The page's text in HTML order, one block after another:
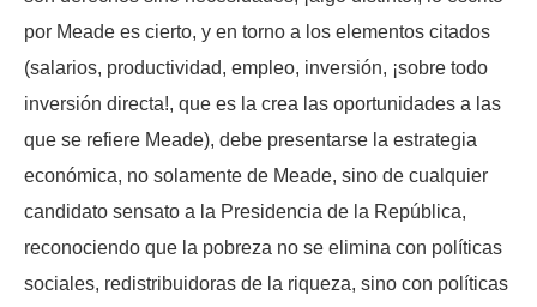
por Meade es cierto, y en torno a los elementos citados
(salarios, productividad, empleo, inversión, ¡sobre todo
inversión directa!, que es la crea las oportunidades a las
que se refiere Meade), debe presentarse la estrategia
económica, no solamente de Meade, sino de cualquier
candidato sensato a la Presidencia de la República,
reconociendo que la pobreza no se elimina con políticas
sociales, redistribuidoras de la riqueza, sino con políticas